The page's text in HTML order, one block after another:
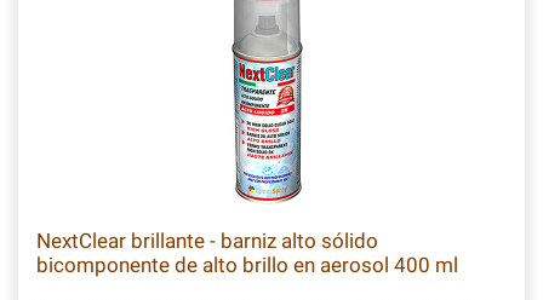
NextClear brillante - barniz alto sólido
bicomponente de alto brillo en aerosol 400 ml